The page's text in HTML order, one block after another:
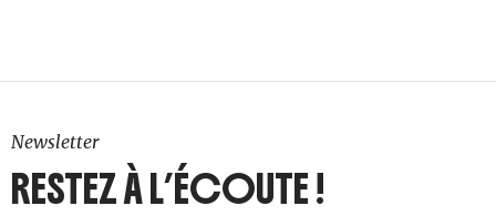
Newsletter
RESTEZ À L’ÉCOUTE !